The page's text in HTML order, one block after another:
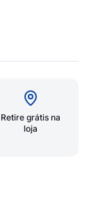
Retire grátis na
loja